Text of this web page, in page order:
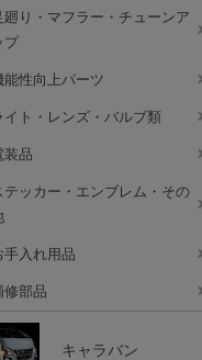
廻り・マフラー・チューンア
プ
能性向上パーツ
イト・レンズ・バルブ類
装品
テッカー・エンブレム・その
手入れ用品
修部品
キャラバン